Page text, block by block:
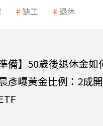
缺工 退休
準備】50歲後退休金
彥曝黃金比例：2成